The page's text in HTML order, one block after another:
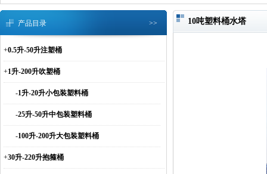
产品目录 >>
+0.5升-50升注塑桶
+1升-200升吹塑桶
-1升-20升小包装塑料桶
-25升-50升中包装塑料桶
-100升-200升大包装塑料桶
+30升-220升抱箍桶
10吨塑料桶水塔